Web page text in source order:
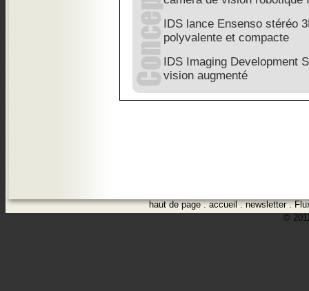
IDS lance Ensenso stéréo
polyvalente et compacte
IDS Imaging Development
vision augmenté
haut de page.accueil.newsletter.
©